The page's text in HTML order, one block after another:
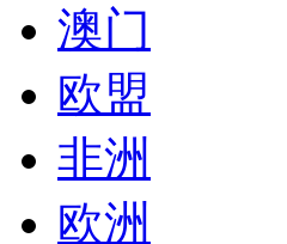
澳门
欧盟
非洲
欧洲